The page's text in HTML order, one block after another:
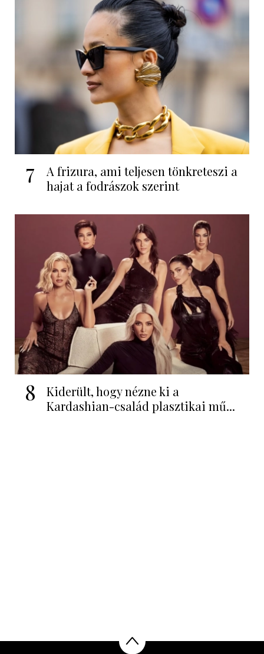
7
A frizura, ami teljesen tönkreteszi a
hajat a fodrászok szerint
8
Kiderült, hogy nézne ki a
Kardashian-család plasztikai mű...